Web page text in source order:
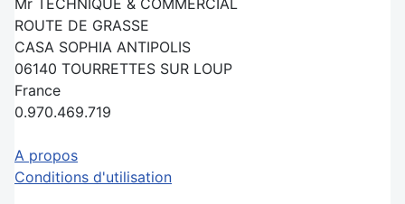
Mr TECHNIQUE & COMMERCIAL
ROUTE DE GRASSE
CASA SOPHIA ANTIPOLIS
06140 TOURRETTES SUR LOUP
France
0.970.469.719
A propos
Conditions d'utilisation